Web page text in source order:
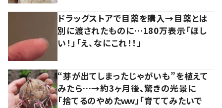
ドラッグストアで目薬を購入→目薬とは
別に渡されたものに…180万表示「ほし
い！」「え、なにこれ！！」
“芽が出てしまったじゃがいも”を植えて
みたら…→約3ヶ月後、驚きの光景に
「捨てるのやめたｗｗ」「育ててみたいで